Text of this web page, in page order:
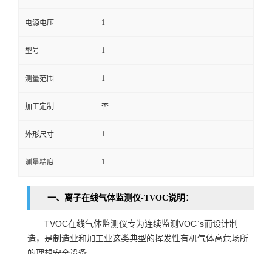
在
线
留
言
电源电压 1
型号 1
测量范围 1
加工定制 否
外形尺寸 1
测量精度 1
一、离子在线气体监测仪-TVOC说明：
TVOC在线气体监测仪专为连续监测VOC`s而设计制
造，是制造业和加工业这类典型的挥发性有机气体高危场所